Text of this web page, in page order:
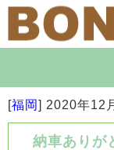
[福岡] 2020年12
納車あり